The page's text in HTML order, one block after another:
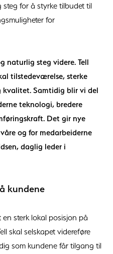
steg for å styrke tilbudet til
for
naturlig steg videre. Tell
tilstedeværelse, sterke
kvalitet. Samtidig blir vi del
teknologi, bredere
Det gir nye
og for medarbeiderne
daglig leder i
kundene
sterk lokal posisjon på
skal selskapet videreføre
som kundene får tilgang til